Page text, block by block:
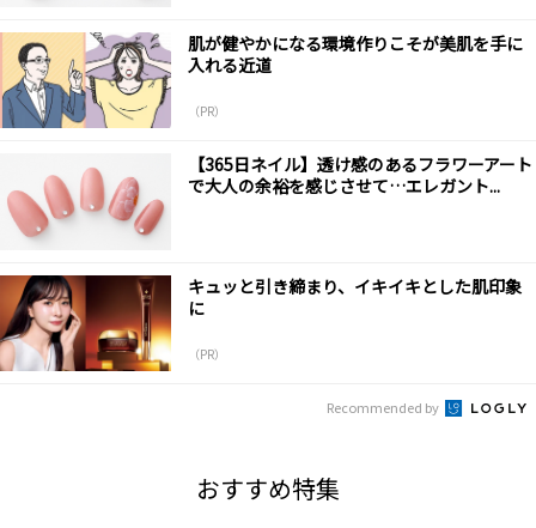
肌が健やかになる環境作りこそが美肌を手に
入れる近道
（PR）
【365日ネイル】透け感のあるフラワーアート
で大人の余裕を感じさせて…エレガント...
キュッと引き締まり、イキイキとした肌印象
に
（PR）
Recommended by
おすすめ特集